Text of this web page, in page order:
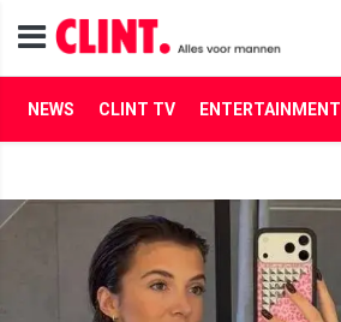
NEWS CLINT TV ENTERTAINMENT